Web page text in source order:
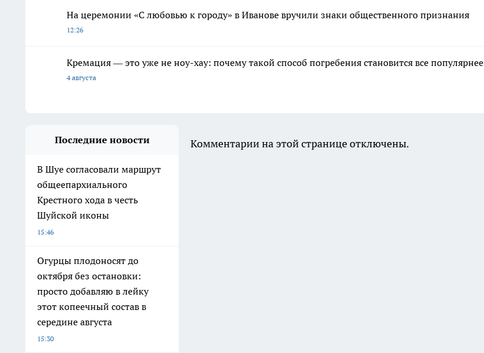
На церемонии «С любовью к городу» в Иванове вручили знаки общественного признания
12:26
Кремация — это уже не ноу-хау: почему такой способ погребения становится все популярнее
4 августа
Последние новости
В Шуе согласовали маршрут
общеепархиального
Крестного хода в честь
Шуйской иконы
15:46
Огурцы плодоносят до
октября без остановки:
просто добавляю в лейку
этот копеечный состав в
середине августа
15:30
Комментарии на этой странице отключены.